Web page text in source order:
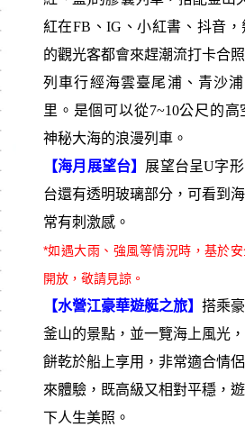
紅在FB、IG、小紅書、抖音
的觀光客都會來趕潮流打卡合
列車行經海雲臺尾浦、青沙
里。是個可以從7~10公尺的
神秘大海的浪漫列車。
【海月展望台】 展望台呈U字
台還有透明玻璃部分，可看到
常有刺激感。
*如遇大雨、強風等情況時，基於
開放，敬請見諒。
【水營江豪華遊艇之旅】搭乘
釜山的景點，並一覽海上風光
餅乾於船上享用，非常適合情
來體驗，既高級又相對平穩，
下人生美照。